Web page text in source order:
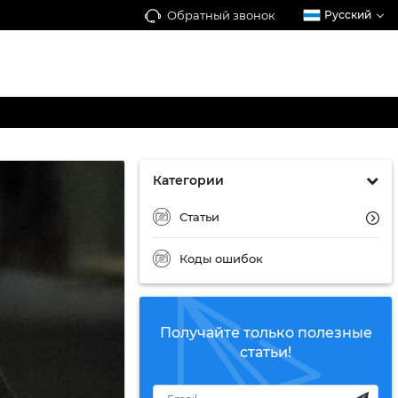
Обратный звонок Русский
Категории
Статьи
Коды ошибок
Получайте только полезные
статьи!